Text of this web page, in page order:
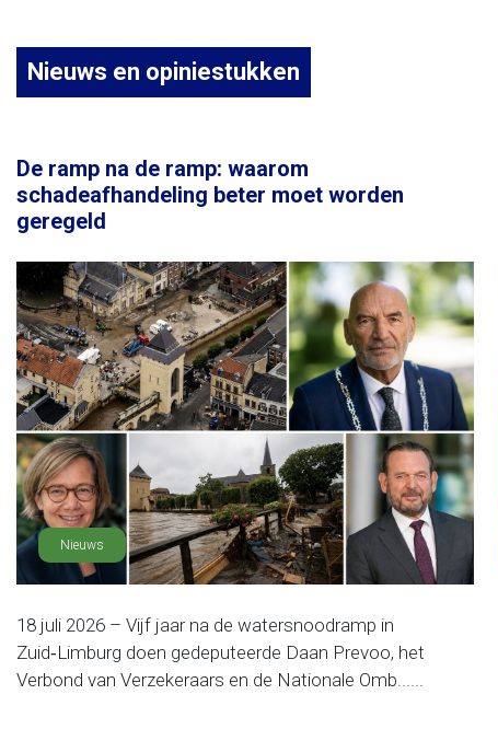
Nieuws en opiniestukken
De ramp na de ramp: waarom
schadeafhandeling beter moet worden
geregeld
Nieuws
18 juli 2026 – Vijf jaar na de watersnoodramp in
Zuid‑Limburg doen gedeputeerde Daan Prevoo, het
Verbond van Verzekeraars en de Nationale Omb......